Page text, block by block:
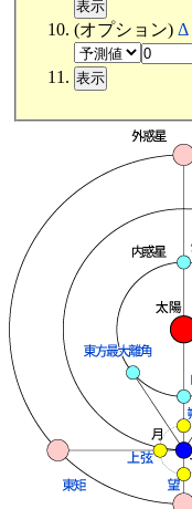
(オプション) Δ